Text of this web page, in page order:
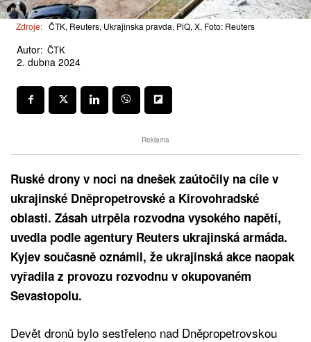
Zdroje: ČTK, Reuters, Ukrajinska pravda, PiQ, X, Foto: Reuters
Autor: ČTK
2. dubna 2024
Reklama
Ruské drony v noci na dnešek zaútočily na cíle v
ukrajinské Dněpropetrovské a Kirovohradské
oblasti. Zásah utrpěla rozvodna vysokého napětí,
uvedla podle agentury Reuters ukrajinská armáda.
Kyjev současně oznámil, že ukrajinská akce naopak
vyřadila z provozu rozvodnu v okupovaném
Sevastopolu.
Devět dronů bylo sestřeleno nad Dněpropetrovskou